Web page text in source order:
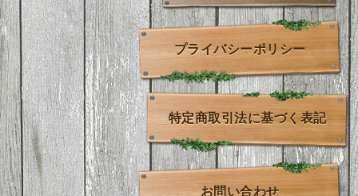
プライバシーポリシー
特定商取引法に基づく表記
お問い合わせ